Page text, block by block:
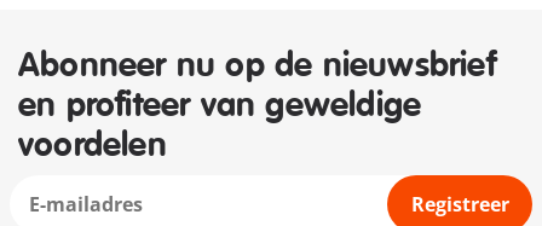
Abonneer nu op de nieuwsbrief
en profiteer van geweldige
voordelen
Registreer